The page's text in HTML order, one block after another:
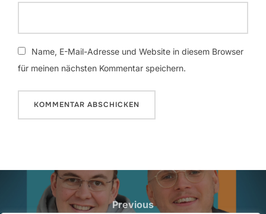
Name, E-Mail-Adresse und Website in diesem Browser
für meinen nächsten Kommentar speichern.
Beitragsnavigation
Previous
Previous